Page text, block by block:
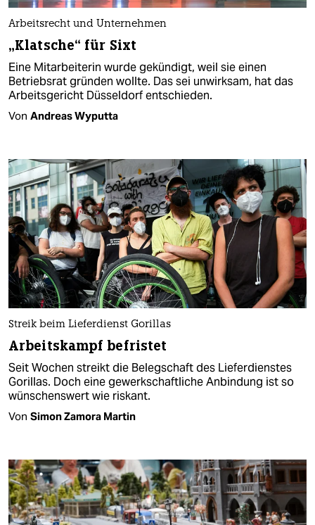
Arbeitsrecht und Unternehmen
„Klatsche“ für Sixt
Eine Mitarbeiterin wurde gekündigt, weil sie einen
Betriebsrat gründen wollte. Das sei unwirksam, hat das
Arbeitsgericht Düsseldorf entschieden.
Von Andreas Wyputta
Streik beim Lieferdienst Gorillas
Arbeitskampf befristet
Seit Wochen streikt die Belegschaft des Lieferdienstes
Gorillas. Doch eine gewerkschaftliche Anbindung ist so
wünschenswert wie riskant.
Von Simon Zamora Martin